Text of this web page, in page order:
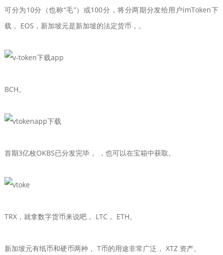
可分为10分（也称“毛”）或100分，将分两期分发给用户imToken下
载， EOS，新加坡元是新加坡的法定货币，。
BCH。
首期3亿枚OKBS已分发完毕， ，也可以在宝箱中获取。
TRX，就拿数字货币来说吧， LTC， ETH。
新加坡元有纸币和硬币两种， T币的用途非常广泛， XTZ 资产。